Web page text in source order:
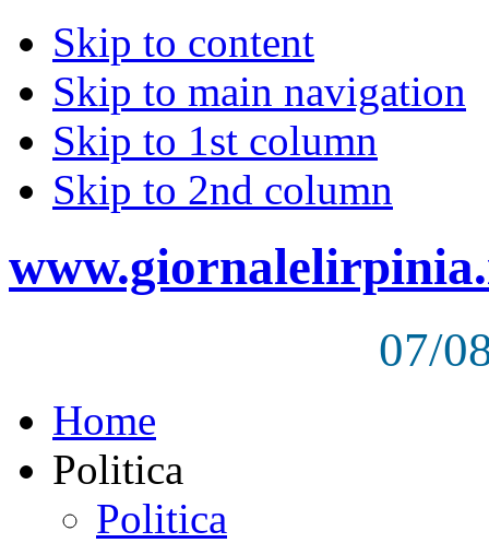
Skip to content
Skip to main navigation
Skip to 1st column
Skip to 2nd column
07/
Home
Politica
Politica